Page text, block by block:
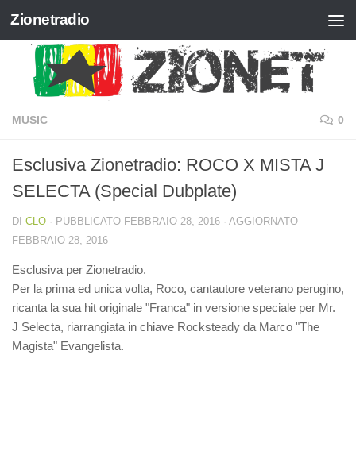
Salta al contenuto
Zionetradio
MUSIC 0
Esclusiva Zionetradio: ROCO X MISTA J
SELECTA (Special Dubplate)
DI CLO · PUBBLICATO FEBBRAIO 28, 2016 · AGGIORNATO
FEBBRAIO 28, 2016
Esclusiva per Zionetradio.
Per la prima ed unica volta, Roco, cantautore veterano perugino,
ricanta la sua hit originale "Franca" in versione speciale per Mr.
J Selecta, riarrangiata in chiave Rocksteady da Marco "The
Magista" Evangelista.